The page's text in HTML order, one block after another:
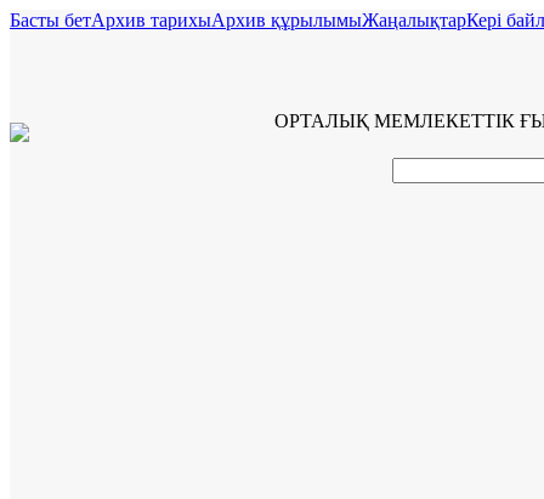
Басты бетАрхив тарихыАрхив құрылымыЖаңалықтарКерi
ОРТАЛЫҚ МЕМЛЕКЕТТІК